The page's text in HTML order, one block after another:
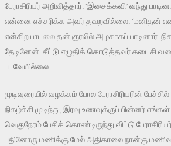
பேராசிரியர் அறிவித்தார். ‘இசைக்கவி’ வந்து
என்னை எச்சரிக்க அவர் தவறவில்லை. ‘மனிதன்
என்கிற பாடலை தன் குரலில் அழகாகப் பாடினார்.
தேடினேன். சீட்டு எழுதிக் கொடுத்தவர் கடைசி
படவேயில்லை.
முடிவுரையில் வழக்கம் போல பேராசிரியரின்
நிகழ்ச்சி முடிந்து, இரவு உணவுக்குப் பின்னர்
வெகுநேரம் பேசிக் கொண்டிருந்து விட்டு
பதினோரு மணிக்கு மேல் அதிகாலை நான்கு